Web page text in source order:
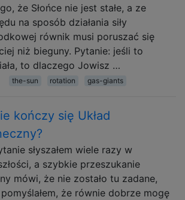
że Słońce nie jest stałe, a ze
na sposób działania siły
równik musi poruszać się
niż bieguny. Pytanie: jeśli to
to dlaczego Jowisz …
the-sun rotation gas-giants
kończy się Układ
słyszałem wiele razy w
a szybkie przeszukanie
mówi, że nie zostało tu zadane,
że równie dobrze mogę